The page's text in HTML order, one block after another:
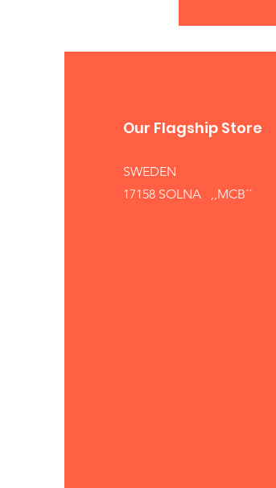
Our Flagship Store
SWEDEN
17158 SOLNA ,,MCB´´